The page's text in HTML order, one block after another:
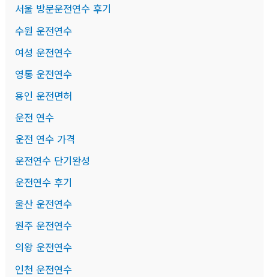
서울 방문운전연수 후기
수원 운전연수
여성 운전연수
영통 운전연수
용인 운전면허
운전 연수
운전 연수 가격
운전연수 단기완성
운전연수 후기
울산 운전연수
원주 운전연수
의왕 운전연수
인천 운전연수